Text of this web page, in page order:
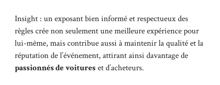
Insight : un exposant bien informé et respectueux des
règles crée non seulement une meilleure expérience pour
lui-même, mais contribue aussi à maintenir la qualité et la
réputation de l’événement, attirant ainsi davantage de
passionnés de voitures et d’acheteurs.